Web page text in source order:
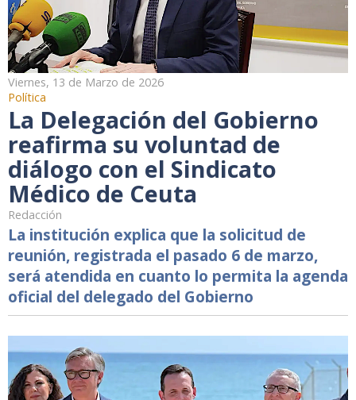
Viernes, 13 de Marzo de 2026
Política
La Delegación del Gobierno
reafirma su voluntad de
diálogo con el Sindicato
Médico de Ceuta
Redacción
La institución explica que la solicitud de
reunión, registrada el pasado 6 de marzo,
será atendida en cuanto lo permita la agenda
oficial del delegado del Gobierno